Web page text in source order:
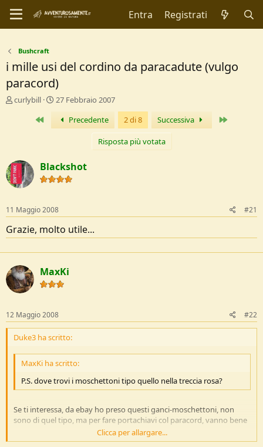
Entra Registrati
Bushcraft
i mille usi del cordino da paracadute (vulgo
paracord)
C
r
e
D
s
c
u
s
o
n
e
curlybill
D
a
I
n
i
o
27 Febbraio 2007
Primo Precedente 2 di 8 Successiva
Risposta più votata
Blackshot
11 Maggio 2008 #21
Grazie, molto utile...
MaxKi
12 Maggio 2008 #22
Duke3 ha scritto:
MaxKi ha scritto:
P.S. dove trovi i moschettoni tipo quello nella treccia rosa?
Se ti interessa, da ebay ho preso questi ganci-moschettoni, non
sono di quel tipo, ma per fare portachiavi col paracord, vanno bene
Se ti interessano, il link dell'inserzione è:
Clicca per allargare...